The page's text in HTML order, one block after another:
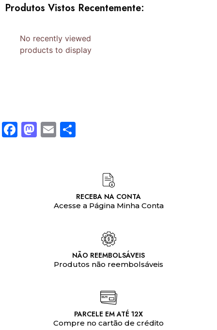
Produtos Vistos Recentemente:
No recently viewed
products to display
Facebook
Mastodon
Email
RECEBA NA CONTA
Acesse a Página Minha Conta
NÃO REEMBOLSÁVEIS
Produtos não reembolsáveis
PARCELE EM ATÉ 12X
Compre no cartão de crédito